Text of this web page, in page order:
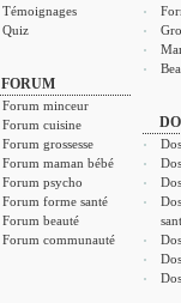
Témoignages
Quiz
FORUM
Forum minceur
Forum cuisine
Forum grossesse
Forum maman bébé
Forum psycho
Forum forme santé
Forum beauté
Forum communauté